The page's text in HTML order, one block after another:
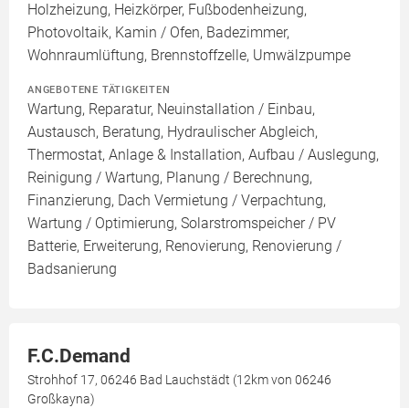
Holzheizung, Heizkörper, Fußbodenheizung,
Photovoltaik, Kamin / Ofen, Badezimmer,
Wohnraumlüftung, Brennstoffzelle, Umwälzpumpe
ANGEBOTENE TÄTIGKEITEN
Wartung, Reparatur, Neuinstallation / Einbau,
Austausch, Beratung, Hydraulischer Abgleich,
Thermostat, Anlage & Installation, Aufbau / Auslegung,
Reinigung / Wartung, Planung / Berechnung,
Finanzierung, Dach Vermietung / Verpachtung,
Wartung / Optimierung, Solarstromspeicher / PV
Batterie, Erweiterung, Renovierung, Renovierung /
Badsanierung
F.C.Demand
Strohhof 17, 06246 Bad Lauchstädt (12km von 06246
Großkayna)